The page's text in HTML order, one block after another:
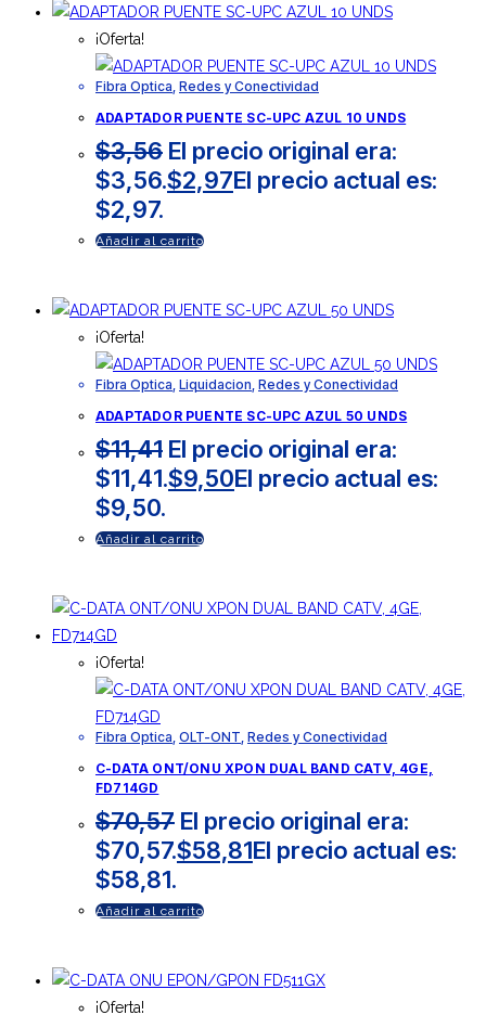
¡Oferta!
Fibra Optica, Redes y Conectividad
ADAPTADOR PUENTE SC-UPC AZUL 10 UNDS
$3,56 El precio original era:
$3,56.$2,97El precio actual es:
$2,97.
Añadir al carrito
¡Oferta!
Fibra Optica, Liquidacion, Redes y Conectividad
ADAPTADOR PUENTE SC-UPC AZUL 50 UNDS
$11,41 El precio original era:
$11,41.$9,50El precio actual es:
$9,50.
Añadir al carrito
¡Oferta!
Fibra Optica OLT-ONT Redes y Conectividad
C-DATA ONT/ONU XPON DUAL BAND CATV, 4GE,
FD714GD
$70,57 El precio original era:
$70,57.$58,81El precio actual es:
$58,81.
Añadir al carrito
¡Oferta!